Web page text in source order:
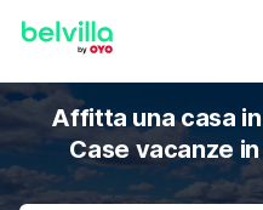
Affitta una casa
Case vacanze